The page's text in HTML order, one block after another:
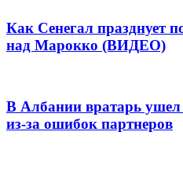
Как Сенегал празднует
над Марокко (ВИДЕО)
В Албании вратарь ушел
из-за ошибок партнеров